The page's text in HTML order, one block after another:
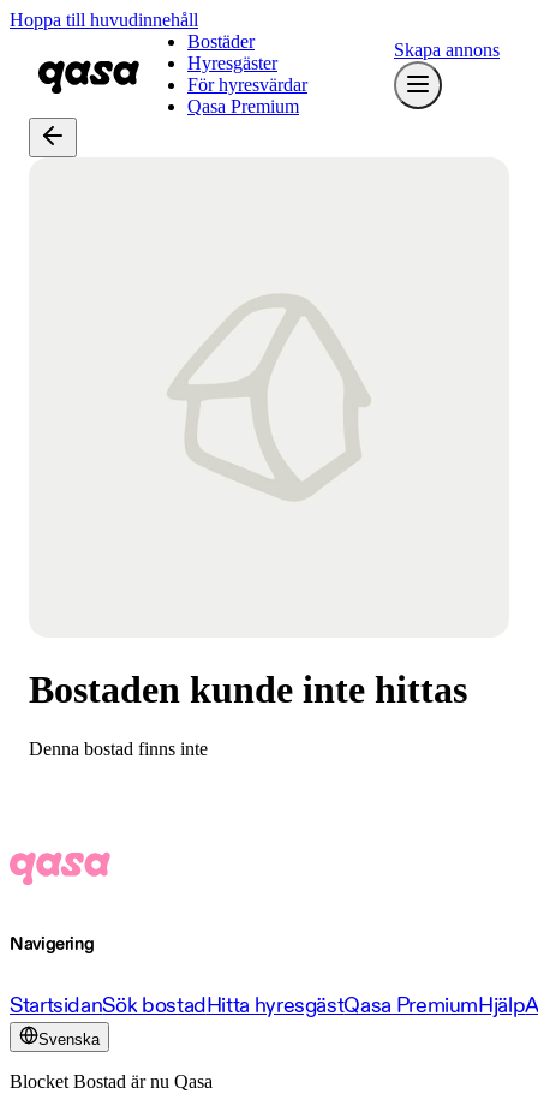
Hoppa till huvudinnehåll
Bostäder
Hyresgäster
För hyresvärdar
Qasa Premium
Skapa annons
Bostaden kunde inte hittas
Denna bostad finns inte
Navigering
StartsidanSök bostadHitta hyresgästQasa PremiumHjälp
Svenska
Blocket Bostad är nu Qasa